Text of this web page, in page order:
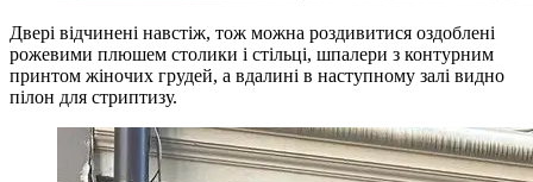
Двері відчинені навстіж, тож можна роздивитися оздоблені
рожевими плюшем столики і стільці, шпалери з контурним
принтом жіночих грудей, а вдалині в наступному залі видно
пілон для стриптизу.